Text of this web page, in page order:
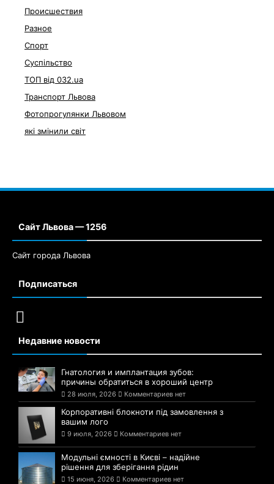
Происшествия
Разное
Спорт
Суспільство
ТОП від 032.ua
Транспорт Львова
Фотопрогулянки Львовом
які змінили світ
Сайт Львова — 1256
Сайт города Львова
Подписаться
Недавние новости
Гнатология и имплантация зубов:
причины обратиться в хороший центр
28 июля, 2026 Комментариев нет
Корпоративні блокноти під замовлення з
вашим лого
9 июля, 2026 Комментариев нет
Модульні ємності в Києві – надійне
рішення для зберігання рідин
15 июня, 2026 Комментариев нет